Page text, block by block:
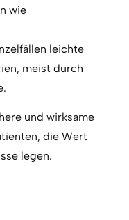
wie
leichte
meist durch
und wirksame
die Wert
legen.